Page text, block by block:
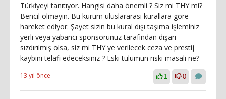
Türkiyeyi tanıtıyor. Hangisi daha önemli ? Siz mi THY mi?
Bencil olmayın. Bu kurum uluslararası kurallara göre
hareket ediyor. Şayet sizin bu kural dışı taşıma işleminiz
yerli veya yabancı sponsorunuz tarafından dışarı
sızdırılmış olsa, siz mi THY ye verilecek ceza ve prestij
kaybını telafi edeceksiniz ? Eski tulumun riski masalı ne?
13 yıl önce 1 0